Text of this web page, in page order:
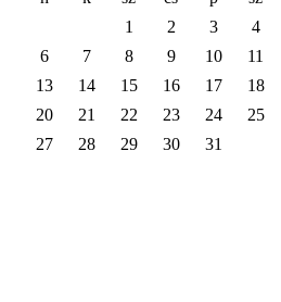
1
2 3
4
6
7 8 9 10
11
13
14 15 16 17
18
20
21 22 23 24
25
27
28 29 30 31